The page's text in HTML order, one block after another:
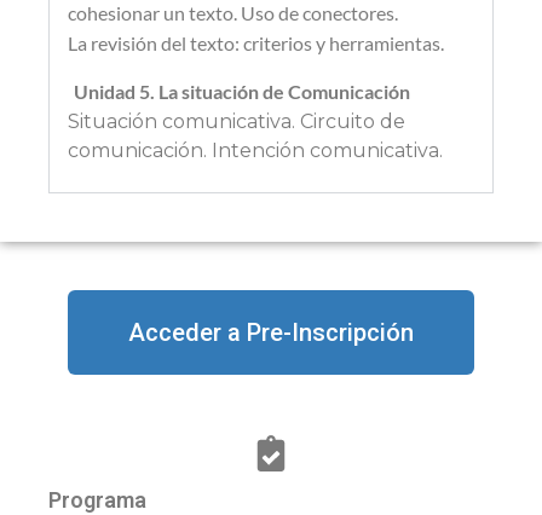
cohesionar un texto. Uso de conectores.
La revisión del texto: criterios y herramientas.
Unidad 5. La situación de Comunicación
Situación comunicativa. Circuito de
comunicación. Intención comunicativa.
Acceder a Pre-Inscripción
Programa